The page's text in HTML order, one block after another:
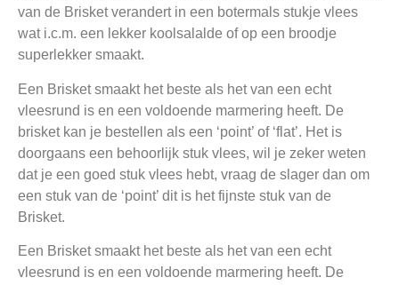
van de Brisket verandert in een botermals stukje vlees
wat i.c.m. een lekker koolsalalde of op een broodje
superlekker smaakt.
Een Brisket smaakt het beste als het van een echt
vleesrund is en een voldoende marmering heeft. De
brisket kan je bestellen als een ‘point’ of ‘flat’. Het is
doorgaans een behoorlijk stuk vlees, wil je zeker weten
dat je een goed stuk vlees hebt, vraag de slager dan om
een stuk van de ‘point’ dit is het fijnste stuk van de
Brisket.
Een Brisket smaakt het beste als het van een echt
vleesrund is en een voldoende marmering heeft. De